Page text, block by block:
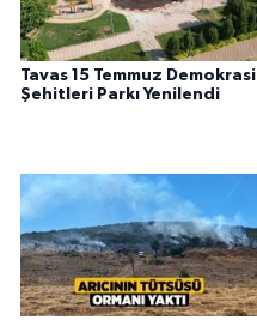
Tavas 15 Temmuz Demokrasi
Şehitleri Parkı Yenilendi